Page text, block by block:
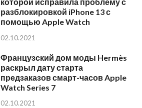
разблокировкой iPhone 13 с
помощью Apple Watch
02.10.2021
Французский дом моды Hermès
раскрыл дату старта
предзаказов смарт-часов Apple
Watch Series 7
02.10.2021